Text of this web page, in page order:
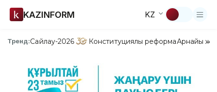
KAZINFORM KZ
Тренд:Сайлау-2026 Конституциялық реформаАрнайы